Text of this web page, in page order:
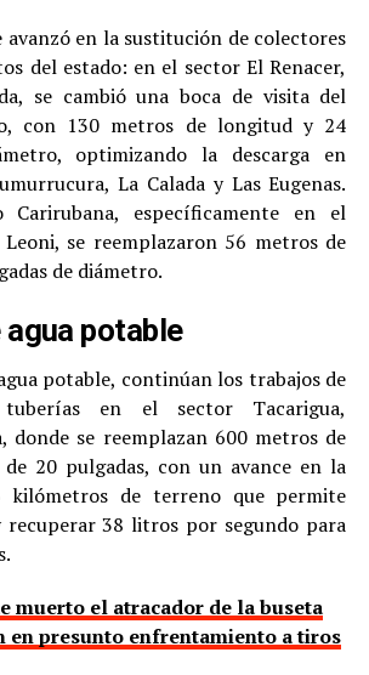
avanzó en la sustitución de colectores
del estado: en el sector El Renacer,
se cambió una boca de visita del
con 130 metros de longitud y 24
optimizando la descarga en
La Calada y Las Eugenas.
específicamente en el
se reemplazaron 56 metros de
de diámetro.
potable
potable, continúan los trabajos de
en el sector Tacarigua,
donde se reemplazan 600 metros de
20 pulgadas, con un avance en la
kilómetros de terreno que permite
recuperar 38 litros por segundo para
muerto el atracador de la buseta
en presunto enfrentamiento a tiros